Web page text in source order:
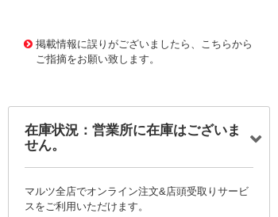
掲載情報に誤りがございましたら、こちらから
ご指摘をお願い致します。
在庫状況：営業所に在庫はございま
せん。
マルツ全店でオンライン注文&店頭受取りサービ
スをご利用いただけます。